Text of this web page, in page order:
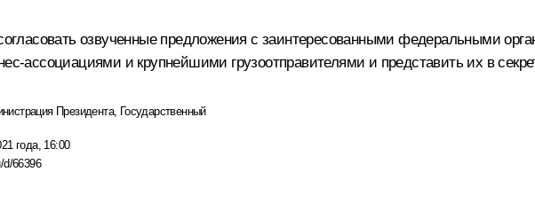
озвученные предложения с заинтересованными федеральными
ассоциациями и крупнейшими грузоотправителями и представить их в
Президента, Государственный
года, 16:00
d/66396